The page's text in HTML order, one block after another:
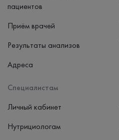
пациентов
Приём врачей
Результаты анализов
Адреса
Специалистам
Личный кабинет
Нутрициологам